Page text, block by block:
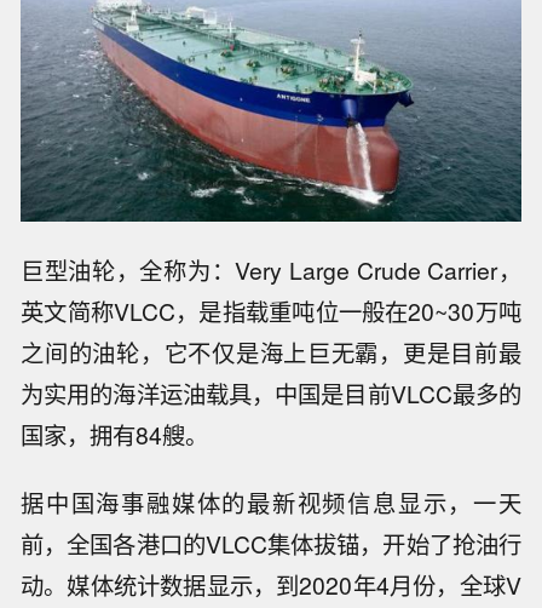
巨型油轮，全称为：Very Large Crude Carrier，
英文简称VLCC，是指载重吨位一般在20~30万吨
之间的油轮，它不仅是海上巨无霸，更是目前最
为实用的海洋运油载具，中国是目前VLCC最多的
国家，拥有84艘。
据中国海事融媒体的最新视频信息显示，一天
前，全国各港口的VLCC集体拔锚，开始了抢油行
动。媒体统计数据显示，到2020年4月份，全球V